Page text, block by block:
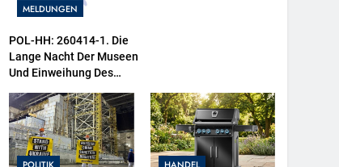
MELDUNGEN
POL-HH: 260414-1. Die
Lange Nacht Der Museen
Und Einweihung Des
Sowie Neuer
Ausstellungsbereiche Im
Polizeimuseum Hamburg
POLITIK HANDEL